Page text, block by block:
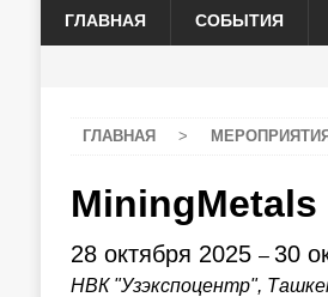
ГЛАВНАЯ СОБЫТИЯ
ГЛАВНАЯ > МЕРОПРИЯТИЯ
MiningMetals
28 октября 2025 – 30
НВК "Узэкспоцентр",